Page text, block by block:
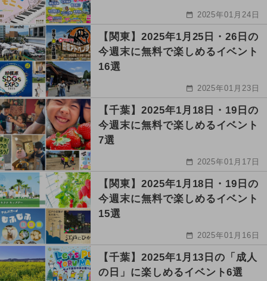
2025年01月24日
【関東】2025年1月25日・26日の
今週末に無料で楽しめるイベント
16選
2025年01月23日
【千葉】2025年1月18日・19日の
今週末に無料で楽しめるイベント
7選
2025年01月17日
【関東】2025年1月18日・19日の
今週末に無料で楽しめるイベント
15選
2025年01月16日
【千葉】2025年1月13日の「成人
の日」に楽しめるイベント6選